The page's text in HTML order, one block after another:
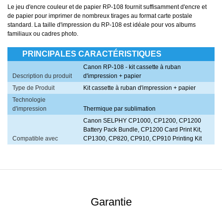
Le jeu d'encre couleur et de papier RP-108 fournit suffisamment d'encre et
de papier pour imprimer de nombreux tirages au format carte postale
standard. La taille d'impression du RP-108 est idéale pour vos albums
familiaux ou cadres photo.
PRINCIPALES CARACTÉRISTIQUES
Description du produit
Canon RP-108 - kit cassette à ruban
d'impression + papier
Type de Produit
Kit cassette à ruban d'impression + papier
Technologie
d'impression
Thermique par sublimation
Compatible avec
Canon SELPHY CP1000, CP1200, CP1200
Battery Pack Bundle, CP1200 Card Print Kit,
CP1300, CP820, CP910, CP910 Printing Kit
Garantie